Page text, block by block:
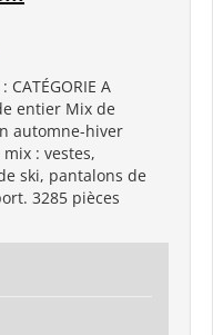
A
entier Mix de
automne-hiver
: vestes,
ski, pantalons de
3285 pièces